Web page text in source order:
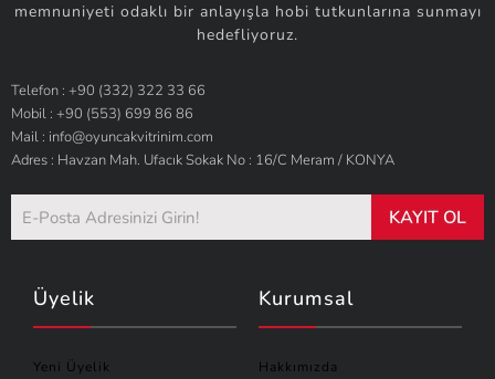
memnuniyeti odaklı bir anlayışla hobi tutkunlarına sunmayı
hedefliyoruz.
Telefon : +90 (332) 322 33 66
Mobil : +90 (553) 699 86 86
Mail : info@oyuncakvitrinim.com
Adres : Havzan Mah. Ufacık Sokak No : 16/C Meram / KONYA
KAYIT OL
Üyelik
Yeni Üyelik
Kurumsal
Hakkımızda